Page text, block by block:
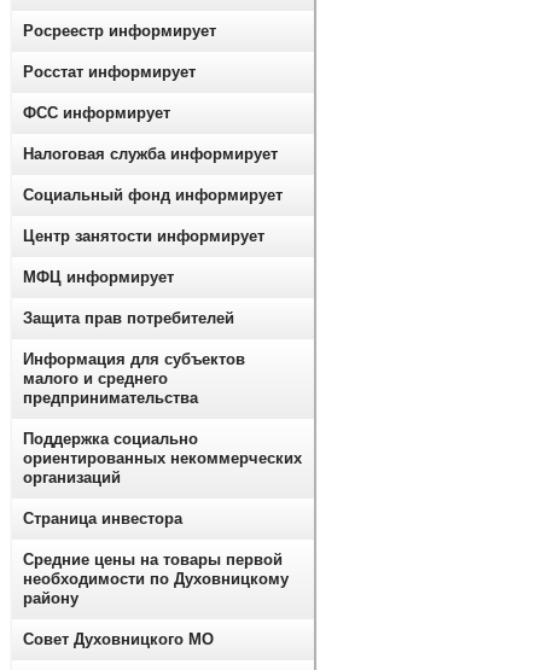
Росреестр информирует
Росстат информирует
ФСС информирует
Налоговая служба информирует
Социальный фонд информирует
Центр занятости информирует
МФЦ информирует
Защита прав потребителей
Информация для субъектов
малого и среднего
предпринимательства
Поддержка социально
ориентированных некоммерческих
организаций
Страница инвестора
Средние цены на товары первой
необходимости по Духовницкому
району
Совет Духовницкого МО